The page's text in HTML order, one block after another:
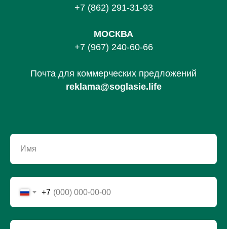
+7 (862) 291-31-93
МОСКВА
+7 (967) 240-60-66
Почта для коммерческих предложений
reklama@soglasie.life
Имя
+7